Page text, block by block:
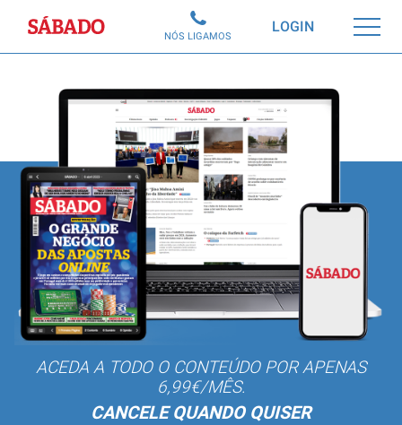
Sábado LOGIN
NÓS LIGAMOS
ACEDA A TODO O CONTEÚDO POR APENAS
6,99€/MÊS.
CANCELE QUANDO QUISER